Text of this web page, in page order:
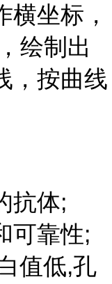
坐标，
绘制出
，按曲线
抗体;
可靠性;
值低,孔